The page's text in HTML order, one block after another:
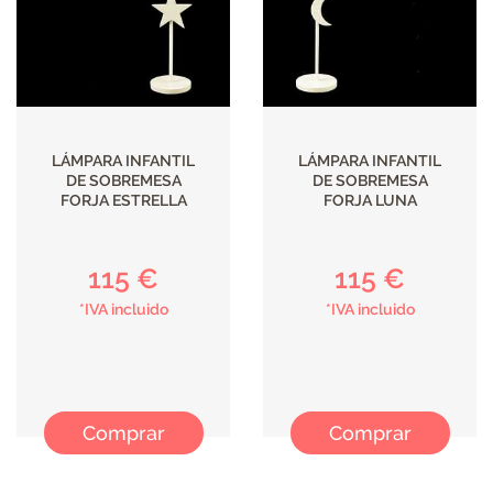
LÁMPARA INFANTIL
DE SOBREMESA
FORJA ESTRELLA
115 €
*IVA incluido
Comprar
LÁMPARA INFANTIL
DE SOBREMESA
FORJA LUNA
115 €
*IVA incluido
Comprar